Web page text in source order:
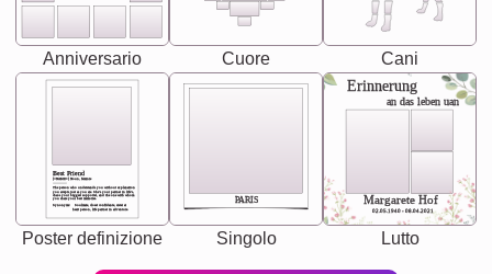
Anniversario Cuore Cani
Best Friend
[<NAME>] Noun, feminie
Synonyms: Soulmate, closet confidante, sister at
heart person, life partner in adventure.
The person who understands you without explanation
you accepts just as you are. She's your partner in life's,
chaos your biggest supporter, and the one with whom
you share your best memories.
Poster definizione
PARIS
Singolo
Erinnerung
an das leben uan
Margarete Hof
02.05.1940 - 08.04.2021
Lutto